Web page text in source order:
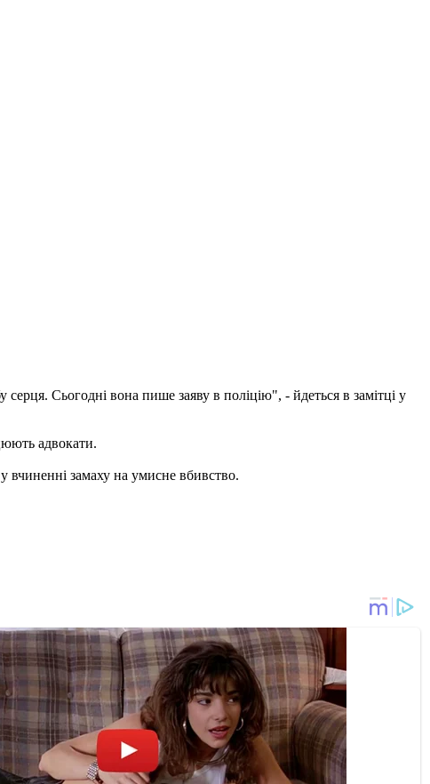
Сьогодні вона пише заяву в поліцію", - йдеться в замітці у
адвокати.
вчиненні замаху на умисне вбивство.